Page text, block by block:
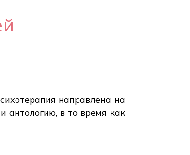
направлена на
антологию, в то время как